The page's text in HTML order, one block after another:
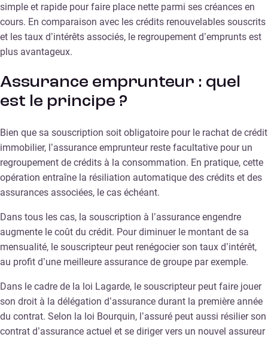
simple et rapide pour faire place nette parmi ses créances en
cours. En comparaison avec les crédits renouvelables souscrits
et les taux d’intérêts associés, le regroupement d’emprunts est
plus avantageux.
Assurance emprunteur : quel
est le principe ?
Bien que sa souscription soit obligatoire pour le rachat de crédit
immobilier, l’assurance emprunteur reste facultative pour un
regroupement de crédits à la consommation. En pratique, cette
opération entraîne la résiliation automatique des crédits et des
assurances associées, le cas échéant.
Dans tous les cas, la souscription à l’assurance engendre
augmente le coût du crédit. Pour diminuer le montant de sa
mensualité, le souscripteur peut renégocier son taux d’intérêt,
au profit d’une meilleure assurance de groupe par exemple.
Dans le cadre de la loi Lagarde, le souscripteur peut faire jouer
son droit à la délégation d’assurance durant la première année
du contrat. Selon la loi Bourquin, l’assuré peut aussi résilier son
contrat d’assurance actuel et se diriger vers un nouvel assureur